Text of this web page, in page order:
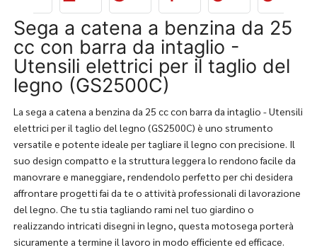
Sega a catena a benzina da 25
cc con barra da intaglio -
Utensili elettrici per il taglio del
legno (GS2500C)
La sega a catena a benzina da 25 cc con barra da intaglio - Utensili
elettrici per il taglio del legno (GS2500C) è uno strumento
versatile e potente ideale per tagliare il legno con precisione. Il
suo design compatto e la struttura leggera lo rendono facile da
manovrare e maneggiare, rendendolo perfetto per chi desidera
affrontare progetti fai da te o attività professionali di lavorazione
del legno. Che tu stia tagliando rami nel tuo giardino o
realizzando intricati disegni in legno, questa motosega porterà
sicuramente a termine il lavoro in modo efficiente ed efficace.